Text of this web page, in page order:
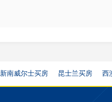
新南威尔士买房 昆士兰买房 西